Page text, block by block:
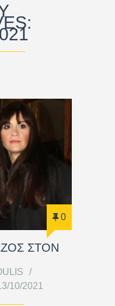
0
ΣΤΟΝ
10/2021